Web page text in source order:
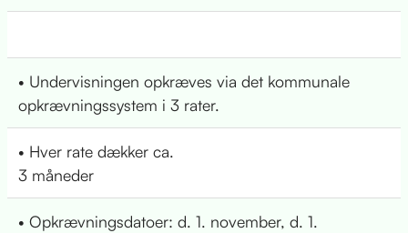
• Undervisningen opkræves via det kommunale
opkrævningssystem i 3 rater.
• Hver rate dækker ca.
3 måneder
• Opkrævningsdatoer: d. 1. november, d. 1.